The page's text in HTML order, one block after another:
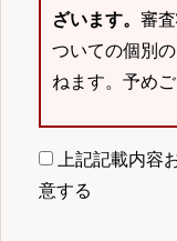
ざいます。 審
ついての個別
ねます。予め
上記記載内容
意する